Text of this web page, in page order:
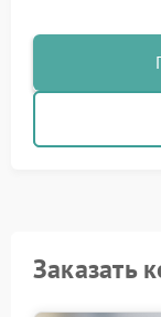
Заказать